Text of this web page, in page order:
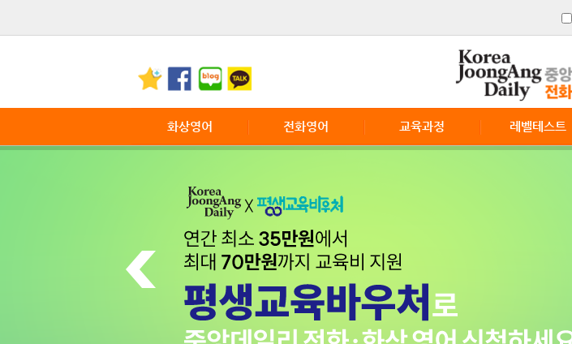
화상영어
화상영어장점
서비스 이용안내
전화영어
전화영어 이용안내
교육과정 레벨테스트